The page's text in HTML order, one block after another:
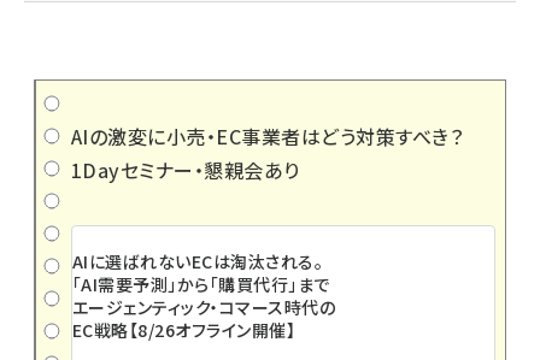
AIの激変に小売・EC事業者はどう対策すべき？
1Dayセミナー・懇親会あり
AIに選ばれないECは淘汰される。
「AI需要予測」から「購買代行」まで
エージェンティック・コマース時代の
EC戦略【8/26オフライン開催】